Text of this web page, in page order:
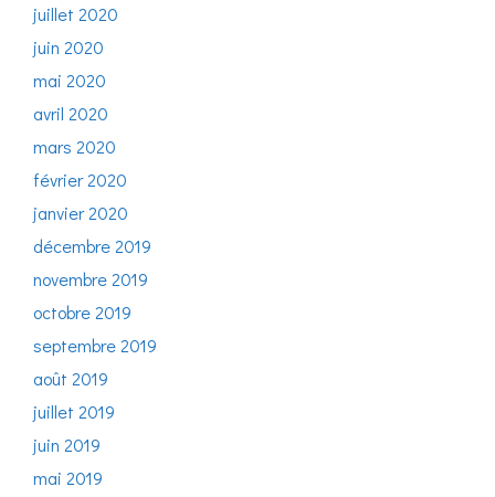
juillet 2020
juin 2020
mai 2020
avril 2020
mars 2020
février 2020
janvier 2020
décembre 2019
novembre 2019
octobre 2019
septembre 2019
août 2019
juillet 2019
juin 2019
mai 2019